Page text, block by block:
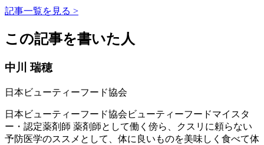
記事一覧を見る >
この記事を書いた人
中川 瑞穂
日本ビューティーフード協会
日本ビューティーフード協会ビューティーフードマイスタ
ー・認定薬剤師 薬剤師として働く傍ら、クスリに頼らない
予防医学のススメとして、体に良いものを美味しく食べて体